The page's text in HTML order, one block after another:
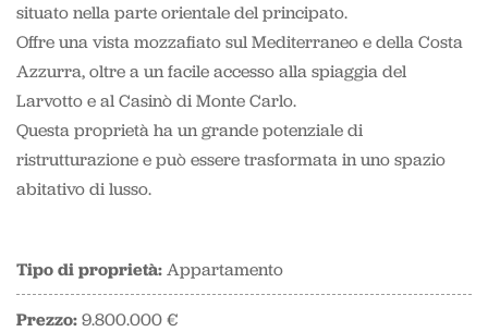
Tipo di proprietà:Appartamento
Prezzo:9.800.000 €
situato nella parte orientale del principato.
Offre una vista mozzafiato sul Mediterraneo e della Costa
Azzurra, oltre a un facile accesso alla spiaggia del
Larvotto e al Casinò di Monte Carlo.
Questa proprietà ha un grande potenziale di
ristrutturazione e può essere trasformata in uno spazio
abitativo di lusso.